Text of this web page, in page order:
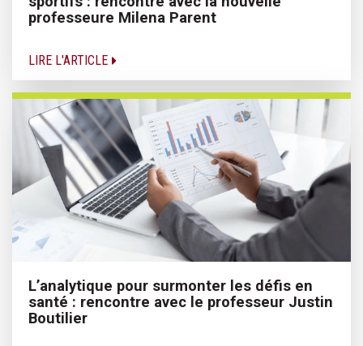
professeure Milena Parent
LIRE L'ARTICLE
L’analytique pour surmonter les défis en
santé : rencontre avec le professeur Justin
Boutilier